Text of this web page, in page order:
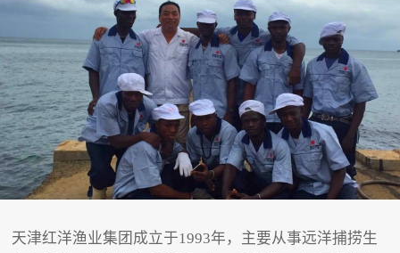
天津红洋渔业集团成立于1993年，主要从事远洋捕捞生